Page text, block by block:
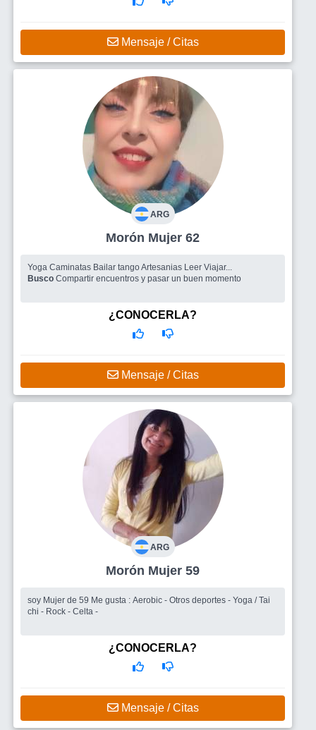
Mensaje / Citas
ARG
Morón Mujer 62
Yoga Caminatas Bailar tango Artesanias Leer Viajar...
Busco Compartir encuentros y pasar un buen momento
¿CONOCERLA?
Mensaje / Citas
ARG
Morón Mujer 59
soy Mujer de 59 Me gusta : Aerobic - Otros deportes - Yoga / Tai
chi - Rock - Celta -
¿CONOCERLA?
Mensaje / Citas